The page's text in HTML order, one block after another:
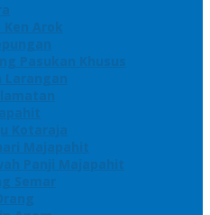
Ken Arok
Pasukan Khusus
Larangan
Kotaraja
Majapahit
Panji Majapahit
Semar